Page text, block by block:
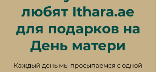
любят Ithara.ae
для подарков на
День матери
Каждый день мы просыпаемся с одной